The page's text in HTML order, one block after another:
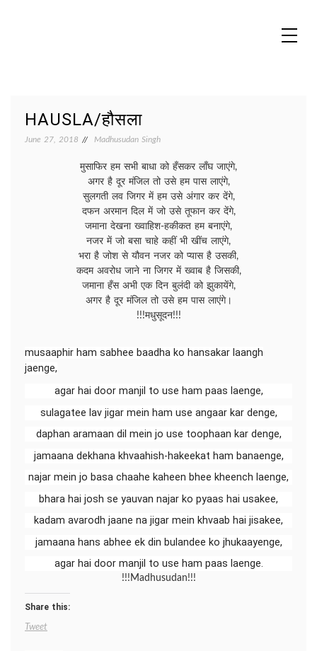
HAUSLA/हौसला
June 27, 2018 Madhusudan Singh
मुसाफिर हम सभी बाधा को हँसकर लाँघ जाएंगे,
अगर है दूर मंजिल तो उसे हम पास लाएंगे,
सुलगती लव जिगर में हम उसे अंगार कर देंगे,
दफन अरमान दिल में जो उसे तूफान कर देंगे,
जमाना देखना ख्वाहिश-हकीकत हम बनाएंगे,
नजर में जो बसा चाहे कहीं भी खींच लाएंगे,
भरा है जोश से यौवन नजर को प्यास है उसकी,
कदम अवरोध जाने ना जिगर में ख्वाब है जिसकी,
जमाना हँस अभी एक दिन बुलंदी को झुकायेंगे,
अगर है दूर मंजिल तो उसे हम पास लाएंगे।
!!!मधुसूदन!!!
musaaphir ham sabhee baadha ko hansakar laangh
jaenge,
agar hai door manjil to use ham paas laenge,
sulagatee lav jigar mein ham use angaar kar denge,
daphan aramaan dil mein jo use toophaan kar denge,
jamaana dekhana khvaahish-hakeekat ham banaenge,
najar mein jo basa chaahe kaheen bhee kheench laenge,
bhara hai josh se yauvan najar ko pyaas hai usakee,
kadam avarodh jaane na jigar mein khvaab hai jisakee,
jamaana hans abhee ek din bulandee ko jhukaayenge,
agar hai door manjil to use ham paas laenge.
!!!Madhusudan!!!
Share this:
Tweet